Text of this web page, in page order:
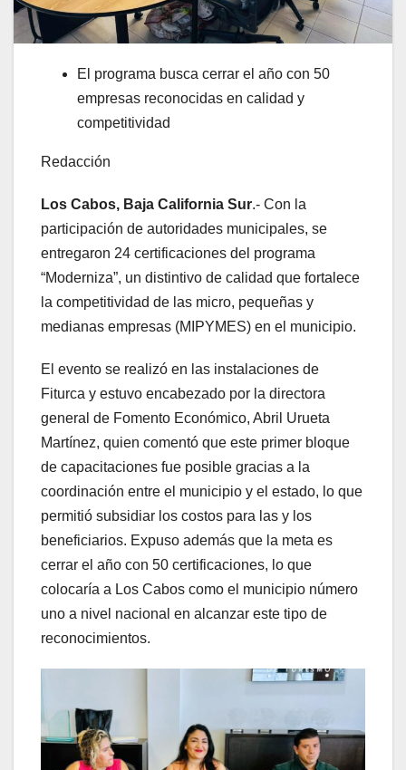
El programa busca cerrar el año con 50
empresas reconocidas en calidad y
competitividad
Redacción
Los Cabos, Baja California Sur.- Con la
participación de autoridades municipales, se
entregaron 24 certificaciones del programa
“Moderniza”, un distintivo de calidad que fortalece
la competitividad de las micro, pequeñas y
medianas empresas (MIPYMES) en el municipio.
El evento se realizó en las instalaciones de
Fiturca y estuvo encabezado por la directora
general de Fomento Económico, Abril Urueta
Martínez, quien comentó que este primer bloque
de capacitaciones fue posible gracias a la
coordinación entre el municipio y el estado, lo que
permitió subsidiar los costos para las y los
beneficiarios. Expuso además que la meta es
cerrar el año con 50 certificaciones, lo que
colocaría a Los Cabos como el municipio número
uno a nivel nacional en alcanzar este tipo de
reconocimientos.